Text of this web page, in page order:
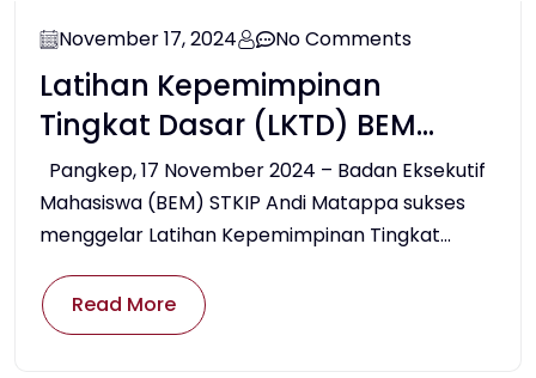
November 17, 2024 No Comments
Latihan Kepemimpinan
Tingkat Dasar (LKTD) BEM
STKIP Andi Matappa 2024:
Mencetak Pemimpin Muda
Berintegritas dan
Bertanggung Jawab
Pangkep, 17 November 2024 – Badan Eksekutif
Mahasiswa (BEM) STKIP Andi Matappa sukses
menggelar Latihan Kepemimpinan Tingkat...
Read More